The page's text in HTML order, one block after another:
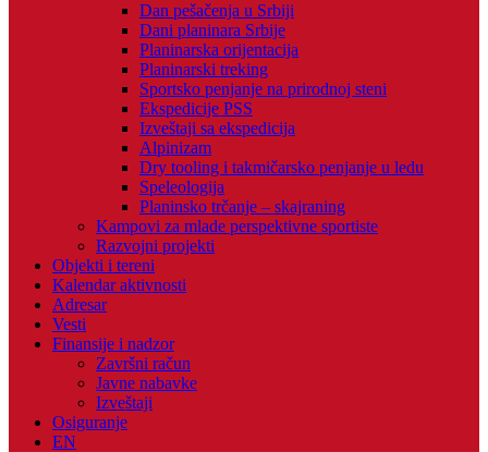
Dan pešačenja u Srbiji
Dani planinara Srbije
Planinarska orijentacija
Planinarski treking
Sportsko penjanje na prirodnoj steni
Ekspedicije PSS
Izveštaji sa ekspedicija
Alpinizam
Dry tooling i takmičarsko penjanje u ledu
Speleologija
Planinsko trčanje – skajraning
Kampovi za mlade perspektivne sportiste
Razvojni projekti
Objekti i tereni
Kalendar aktivnosti
Adresar
Vesti
Finansije i nadzor
Završni račun
Javne nabavke
Izveštaji
Osiguranje
EN